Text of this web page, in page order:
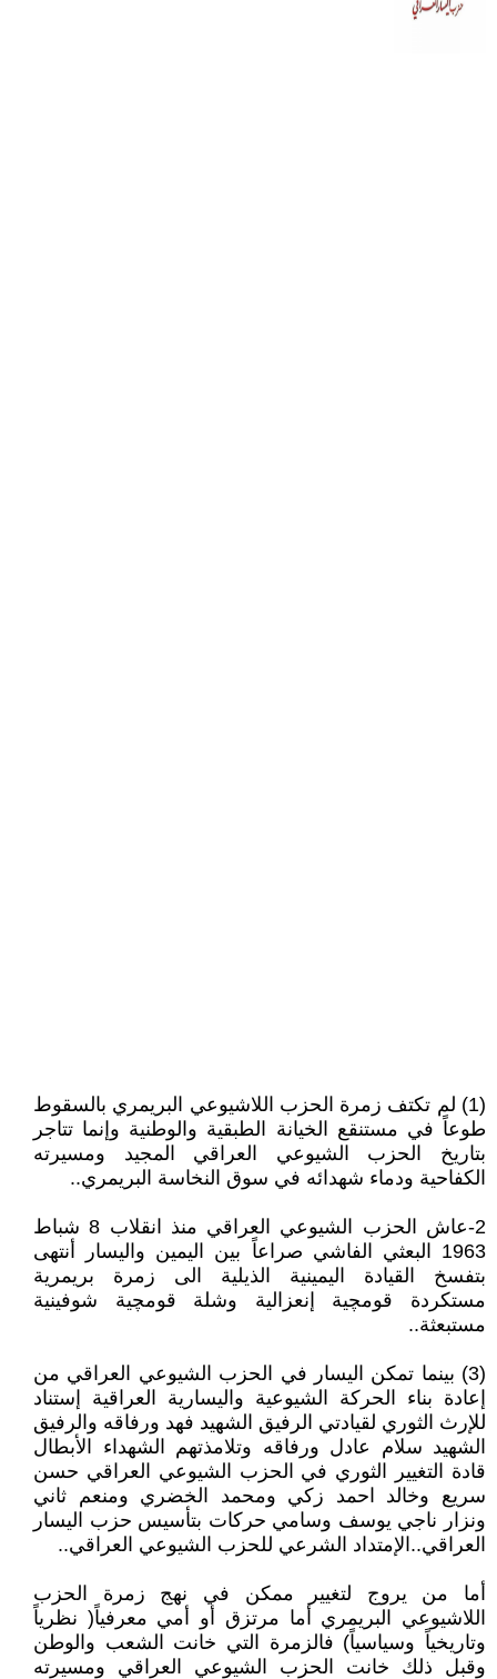
(1) لم تكتف زمرة الحزب اللاشيوعي البريمري بالسقوط
طوعاً في مستنقع الخيانة الطبقية والوطنية وإنما تتاجر
بتاريخ الحزب الشيوعي العراقي المجيد ومسيرته
الكفاحية ودماء شهدائه في سوق النخاسة البريمري..
2-عاش الحزب الشيوعي العراقي منذ انقلاب 8 شباط
1963 البعثي الفاشي صراعاً بين اليمين واليسار أنتهى
بتفسخ القيادة اليمينية الذيلية الى زمرة بريمرية
مستكردة قومچية إنعزالية وشلة قومچية شوفينية
مستبعثة..
(3) بينما تمكن اليسار في الحزب الشيوعي العراقي من
إعادة بناء الحركة الشيوعية واليسارية العراقية إستناد
للإرث الثوري لقيادتي الرفيق الشهيد فهد ورفاقه والرفيق
الشهيد سلام عادل ورفاقه وتلامذتهم الشهداء الأبطال
قادة التغيير الثوري في الحزب الشيوعي العراقي حسن
سريع وخالد احمد زكي ومحمد الخضري ومنعم ثاني
ونزار ناجي يوسف وسامي حركات بتأسيس حزب اليسار
العراقي..الإمتداد الشرعي للحزب الشيوعي العراقي..
أما من يروج لتغيير ممكن في نهج زمرة الحزب
اللاشيوعي البريمري أما مرتزق أو أمي معرفياً( نظرياً
وتاريخياً وسياسياً) فالزمرة التي خانت الشعب والوطن
وقبل ذلك خانت الحزب الشيوعي العراقي ومسيرته